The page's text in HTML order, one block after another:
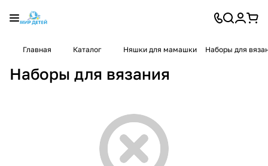
Главная Каталог Няшки для мамашки Наборы для
Наборы для вязания